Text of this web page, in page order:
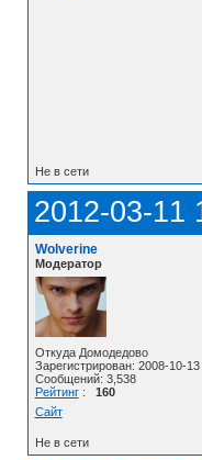
Не в сети
2012-03-11
Wolverine
Модератор
Откуда Домодедово
Зарегистрирован: 2008-10-13
Сообщений: 3,538
Рейтинг: 160
Сайт
Не в сети